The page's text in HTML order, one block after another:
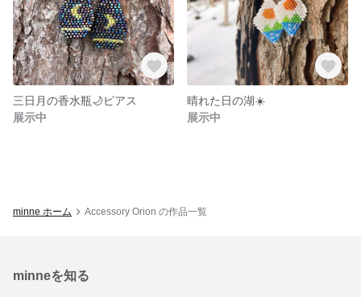
三日月の香水瓶🌙ピアス
展示中
晴れた日の湖☀️
展示中
minne ホーム Accessory Orion の作品一覧
minneを知る